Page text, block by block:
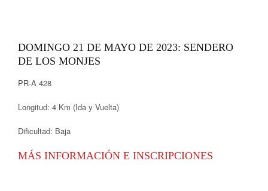
DOMINGO 21 DE MAYO DE 2023: SENDERO
DE LOS MONJES
PR-A 428
Longitud: 4 Km (Ida y Vuelta)
Dificultad: Baja
MÁS INFORMACIÓN E INSCRIPCIONES